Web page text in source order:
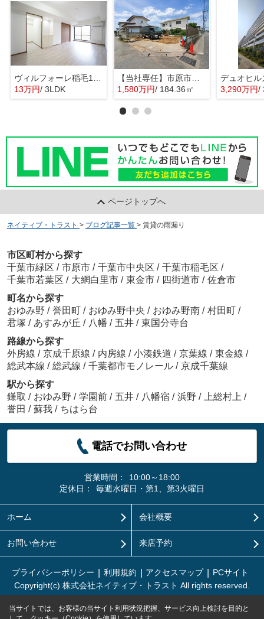
13万円/ 3LDK
【当社専任】市原市辰巳台東4丁目 売り土地
1,580万円/ 184.36㎡ 3,290万円/
ページトップへ
ネイティブ・トラスト > ブログ記事一覧 > 賃貸の雨漏り
市区町村から探す
千葉市緑区 / 市原市 / 千葉市中央区 / 千葉市稲毛区 /
千葉市若葉区 / 大網白里市 / 東金市 / 四街道市 / 佐倉市
町名から探す
おゆみ野 / 誉田町 / おゆみ野中央 / おゆみ野南 / 村田町 /
君塚 / あすみが丘 / 八幡 / 五井 / 東国分寺台
路線から探す
外房線 / 京成千原線 / 内房線 / 小湊鉄道 / 京葉線 / 東金線 /
総武本線 / 総武線 / 千葉都市モノレール / 京成千葉線
駅から探す
鎌取 / おゆみ野 / 学園前 / 五井 / 八幡宿 / 浜野 / 上総村上 /
誉田 / 蘇我 / ちはら台
電話でお問い合わせ
営業時間：
10:00～18:00
定休日：
毎週水曜日・第1、第3火曜日
ホーム 会社概要
お問い合わせ 来店予約
プライバシーポリシー 利用規約 アクセスマップ
PCサイト
Copyright(c) 株式会社ネイティブ・トラスト All rights reserved.
当サイトでは、お客様の当サイト利用状況把握、サービス向上検討を目的と